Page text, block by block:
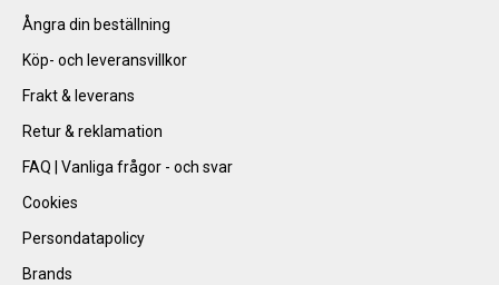
Ångra din beställning
Köp- och leveransvillkor
Frakt & leverans
Retur & reklamation
FAQ | Vanliga frågor - och svar
Cookies
Persondatapolicy
Brands